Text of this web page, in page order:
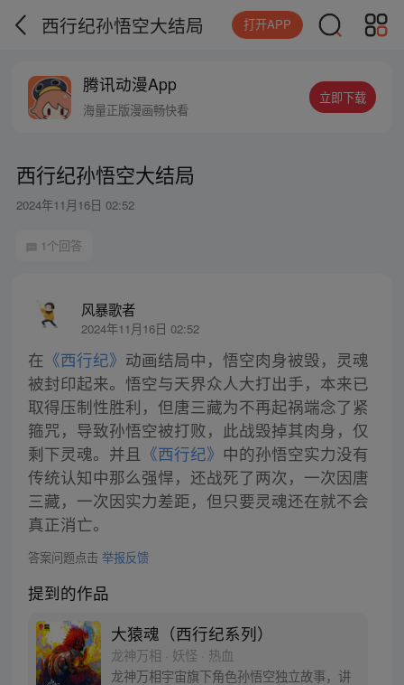
西行纪孙悟空大结局 打开APP
腾讯动漫App
海量正版漫画畅快看
立即下载
西行纪孙悟空大结局
2024年11月16日 02:52
1个回答
风暴歌者
2024年11月16日 02:52
在 《西行纪》 动画结局中，悟空肉身被毁，灵魂
被封印起来。悟空与天界众人大打出手，本来已
取得压制性胜利，但唐三藏为不再起祸端念了紧
箍咒，导致孙悟空被打败，此战毁掉其肉身，仅
剩下灵魂。并且 《西行纪》 中的孙悟空实力没有
传统认知中那么强悍，还战死了两次，一次因唐
三藏，一次因实力差距，但只要灵魂还在就不会
真正消亡。
答案问题点击 举报反馈
提到的作品
大猿魂（西行纪系列）
龙神万相 · 妖怪 · 热血
龙神万相宇宙旗下角色孙悟空独立故事，讲